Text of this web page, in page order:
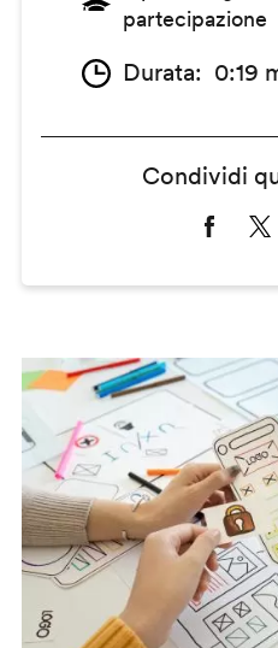
partecipazione
Durata 0:19
Condividi